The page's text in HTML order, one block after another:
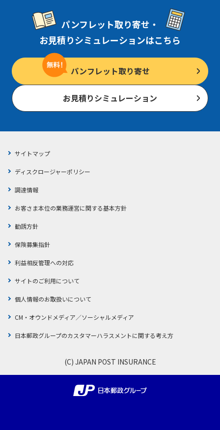
パンフレット取り寄せ・
お見積りシミュレーションはこちら
パンフレット取り寄せ
お見積りシミュレーション
サイトマップ
ディスクロージャーポリシー
調達情報
お客さま本位の業務運営に関する基本方針
勧誘方針
保険募集指針
利益相反管理への対応
サイトのご利用について
個人情報のお取扱いについて
CM・オウンドメディア／ソーシャルメディア
日本郵政グループのカスタマーハラスメントに関する考え方
(C) JAPAN POST INSURANCE